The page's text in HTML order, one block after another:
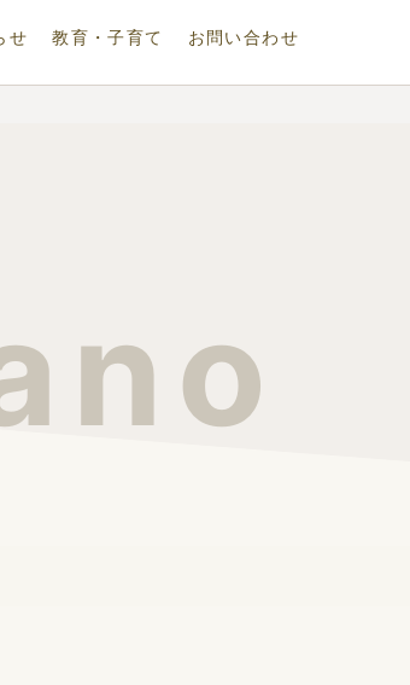
せ 教育・子育て お問い合わせ